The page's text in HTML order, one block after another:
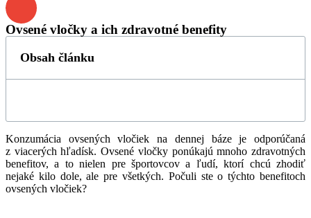
Ovsené vločky a ich zdravotné benefity
Obsah článku
Konzumácia ovsených vločiek na dennej báze je odporúčaná
z viacerých hľadísk. Ovsené vločky ponúkajú mnoho zdravotných
benefitov, a to nielen pre športovcov a ľudí, ktorí chcú zhodiť
nejaké kilo dole, ale pre všetkých. Počuli ste o týchto benefitoch
ovsených vločiek?